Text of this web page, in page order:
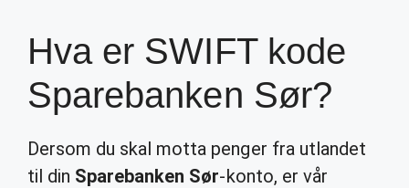
Hva er SWIFT kode
Sparebanken Sør?
Dersom du skal motta penger fra utlandet
til din Sparebanken Sør-konto, er vår